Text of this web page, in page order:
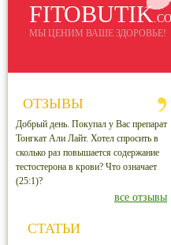
FITOBUTIK
МЫ ЦЕНИМ ВАШЕ ЗДОРОВЬЕ!
ОТЗЫВЫ
Добрый день. Покупал у Вас препарат
Тонгкат Али Лайт. Хотел спросить в
сколько раз повышается содержание
тестостерона в крови? Что означает
(25:1)?
все отзывы
СТАТЬИ